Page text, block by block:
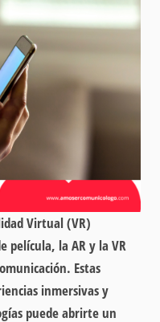
Virtual (VR)
película, la AR y la VR
Estas
inmersivas y
puede abrirte un